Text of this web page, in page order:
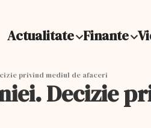
Actualitate Finante
privind mediul de afaceri
Decizie